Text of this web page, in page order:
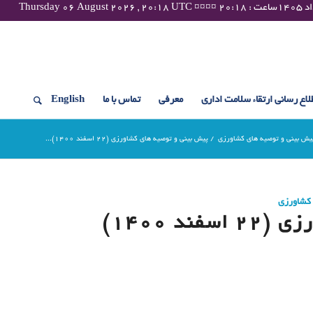
رسانی ارتقاء سلامت اداری معرفی تماس با ما English
بینی و توصیه های کشاورزی / پیش بینی و توصیه های کشاورزی (22 اسفند ۱۴۰۰)...
۱۴۰۰)